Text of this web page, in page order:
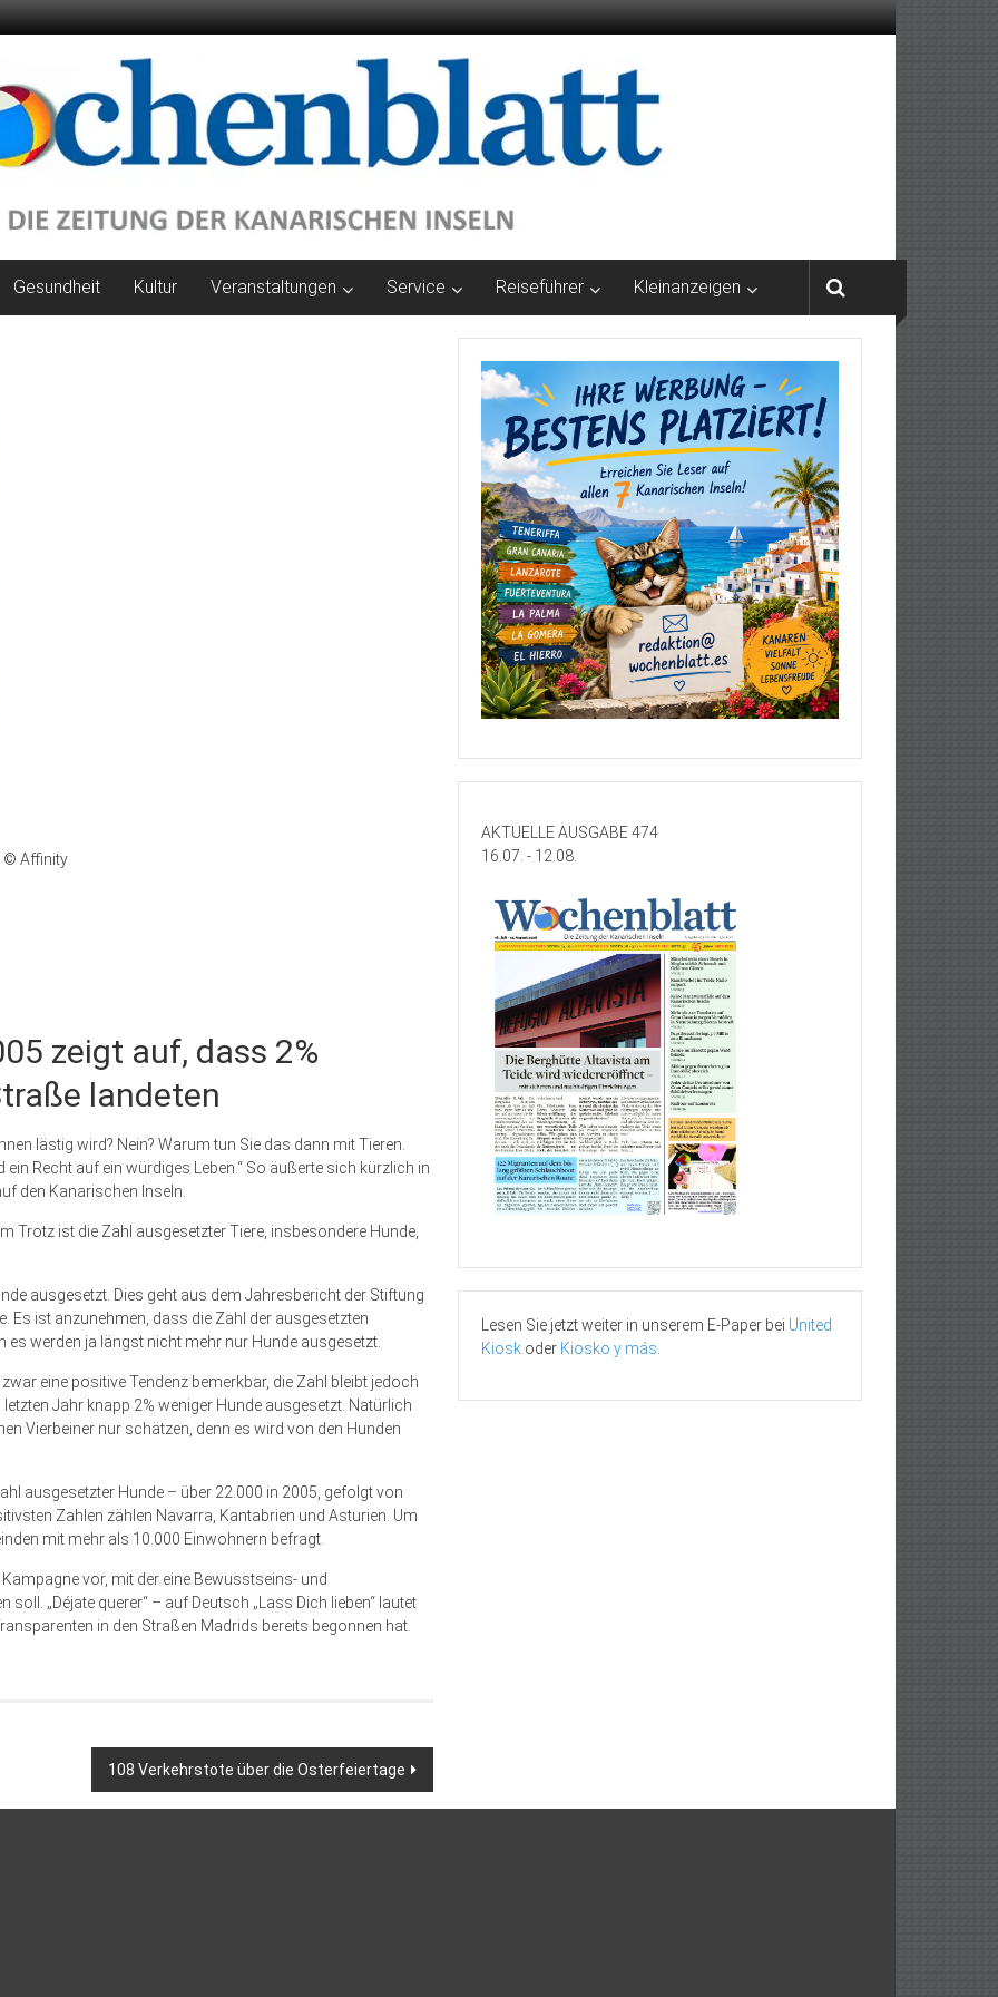
Gesundheit Kultur Veranstaltungen Service Reiseführer Kleinanzeigen
© Affinity
zeigt auf, dass 2%
landeten
lästig wird? Nein? Warum tun Sie das dann mit Tieren.
Recht auf ein würdiges Leben.“ So äußerte sich kürzlich in
den Kanarischen Inseln.
Trotz ist die Zahl ausgesetzter Tiere, insbesondere Hunde,
ausgesetzt. Dies geht aus dem Jahresbericht der Stiftung
Es ist anzunehmen, dass die Zahl der ausgesetzten
werden ja längst nicht mehr nur Hunde ausgesetzt.
eine positive Tendenz bemerkbar, die Zahl bleibt jedoch
Jahr knapp 2% weniger Hunde ausgesetzt. Natürlich
Vierbeiner nur schätzen, denn es wird von den Hunden
ausgesetzter Hunde – über 22.000 in 2005, gefolgt von
Zahlen zählen Navarra, Kantabrien und Asturien. Um
mit mehr als 10.000 Einwohnern befragt.
vor, mit der eine Bewusstseins- und
„Déjate querer“ – auf Deutsch „Lass Dich lieben“ lautet
in den Straßen Madrids bereits begonnen hat.
108 Verkehrstote über die Osterfeiertage
AKTUELLE AUSGABE 474
16.07. - 12.08.
Lesen Sie jetzt weiter in unserem E-Paper bei United
Kiosk oder Kiosko y más